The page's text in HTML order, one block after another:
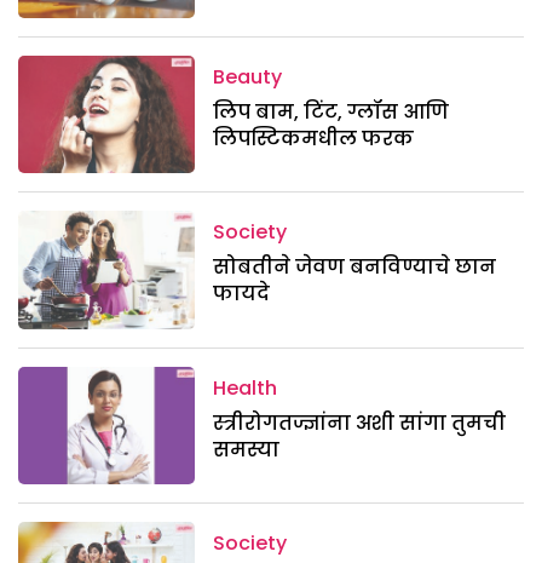
Beauty
लिप बाम, टिंट, ग्लॉस आणि
लिपस्टिकमधील फरक
Society
सोबतीने जेवण बनविण्याचे छान
फायदे
Health
स्त्रीरोगतज्ज्ञांना अशी सांगा तुमची
समस्या
Society